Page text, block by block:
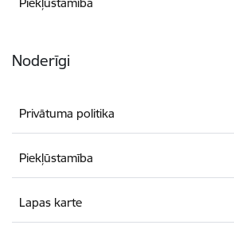
Noderīgi
Privātuma politika
Piekļūstamība
Lapas karte